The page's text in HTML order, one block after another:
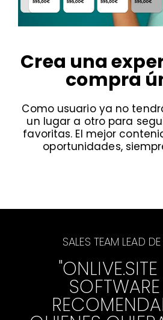
Crea una
compra
Como usuario ya no
un lugar a otro para
favoritas. El mejor
oportunidades,
SALES TEAM LEAD